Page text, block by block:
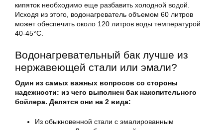
кипяток необходимо еще разбавить холодной водой.
Исходя из этого, водонагреватель объемом 60 литров
может обеспечить около 120 литров воды температурой
40-45°С.
Водонагревательный бак лучше из
нержавеющей стали или эмали?
Один из самых важных вопросов со стороны
надежности: из чего выполнен бак накопительного
бойлера. Делятся они на 2 вида:
Из обыкновенной стали с эмалированным